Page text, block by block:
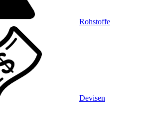
Rohstoffe
Devisen